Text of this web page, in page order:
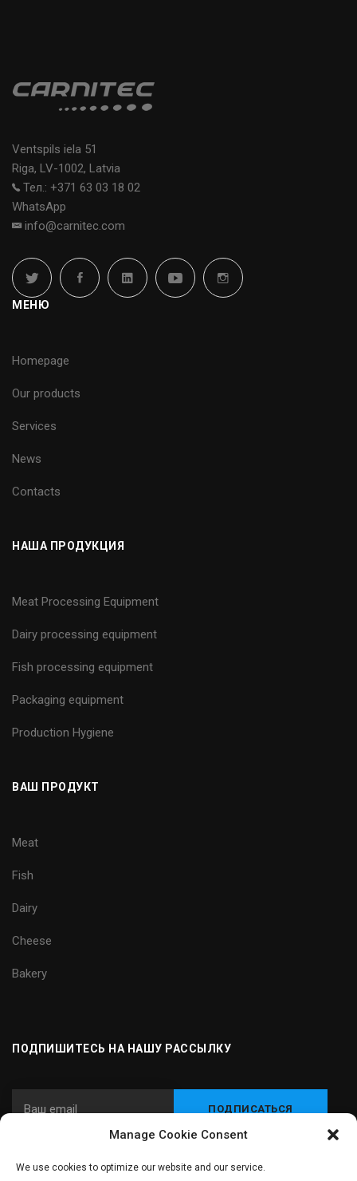
Manage Cookie Consent
We use cookies to optimize our website and our service.
Ventspils iela 51
Riga, LV-1002, Latvia
Тел.: +371 63 03 18 02
WhatsApp
info@carnitec.com
МЕНЮ
Homepage
Our products
Services
News
Contacts
НАША ПРОДУКЦИЯ
Meat Processing Equipment
Dairy processing equipment
Fish processing equipment
Packaging equipment
Production Hygiene
ВАШ ПРОДУКТ
Meat
Fish
Dairy
Cheese
Bakery
ПОДПИШИТЕСЬ НА НАШУ РАССЫЛКУ